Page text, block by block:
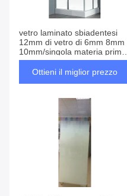
vetro laminato sbiadentesi
12mm di vetro di 6mm 8mm
10mm/singola materia prima
di vetro
Ottieni il miglior prezzo